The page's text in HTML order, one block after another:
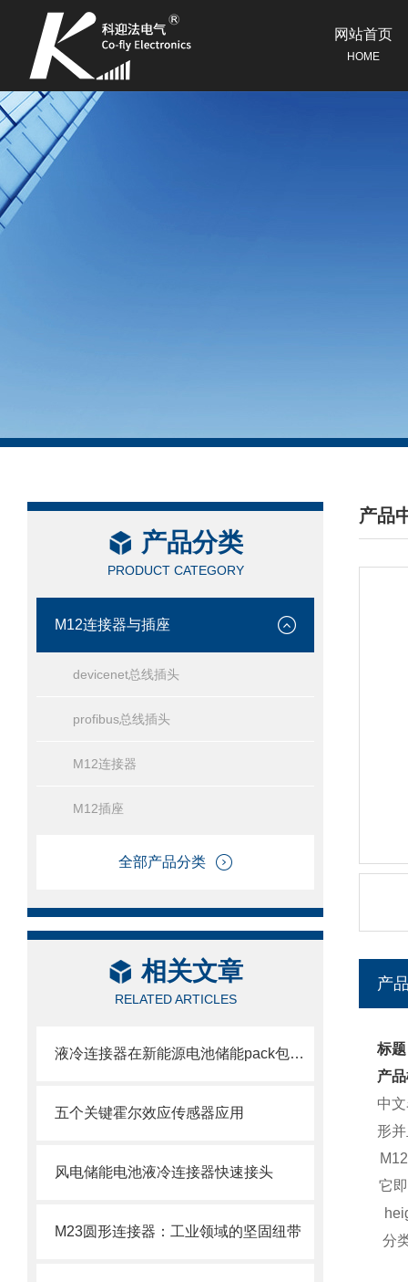
网站首页
HOME
产品分类
PRODUCT CATEGORY
M12连接器与插座
devicenet总线插头
profibus总线插头
M12连接器
M12插座
全部产品分类
相关文章
RELATED ARTICLES
液冷连接器在新能源电池储能pack包特点
五个关键霍尔效应传感器应用
风电储能电池液冷连接器快速接头
M23圆形连接器：工业领域的坚固纽带
产品
/
产
标
产
中
形
它
分